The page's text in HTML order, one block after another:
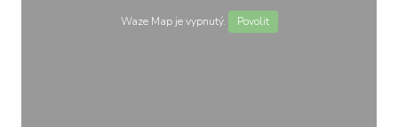
Waze Map je vypnutý. Povolit